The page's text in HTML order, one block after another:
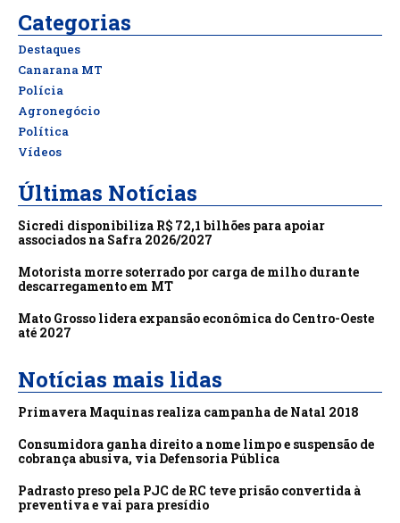
Categorias
Destaques
Canarana MT
Polícia
Agronegócio
Política
Vídeos
Últimas Notícias
Sicredi disponibiliza R$ 72,1 bilhões para apoiar
associados na Safra 2026/2027
Motorista morre soterrado por carga de milho durante
descarregamento em MT
Mato Grosso lidera expansão econômica do Centro-Oeste
até 2027
Notícias mais lidas
Primavera Maquinas realiza campanha de Natal 2018
Consumidora ganha direito a nome limpo e suspensão de
cobrança abusiva, via Defensoria Pública
Padrasto preso pela PJC de RC teve prisão convertida à
preventiva e vai para presídio